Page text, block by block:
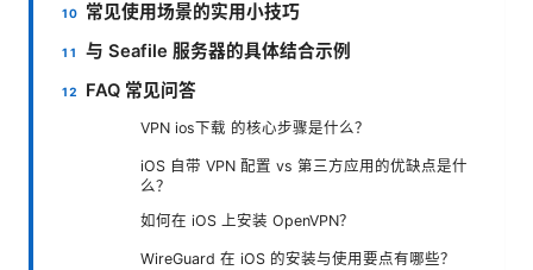
常见使用场景的实用小技巧
与 Seafile 服务器的具体结合示例
FAQ 常见问答
VPN ios下载 的核心步骤是什么？
iOS 自带 VPN 配置 vs 第三方应用的优缺点是什
么？
如何在 iOS 上安装 OpenVPN？
WireGuard 在 iOS 的安装与使用要点有哪些？